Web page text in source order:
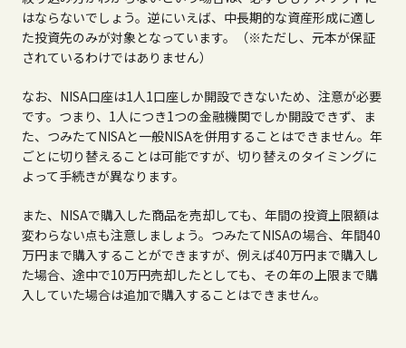
はならないでしょう。逆にいえば、中長期的な資産形成に適し
た投資先のみが対象となっています。（※ただし、元本が保証
されているわけではありません）
なお、 NISA口座は1 人 1口座しか開設できないため、注意が必要
です。つまり、 1 人につき1つの金融機関でしか開設できず、ま
た、つみたてNISAと一般NISAを併用することはできません。年
ごとに切り替えることは可能ですが、切り替えのタイミングに
よって手続きが異なります。
また、 NISAで購入した商品を売却しても、年間の投資上限額は
変わらない点も注意しましょう。つみたてNISAの場合、年間40
万円まで購入することができますが、例えば40万円まで購入し
た場合、途中で10万円売却したとしても、その年の上限まで購
入していた場合は追加で購入することはできません。